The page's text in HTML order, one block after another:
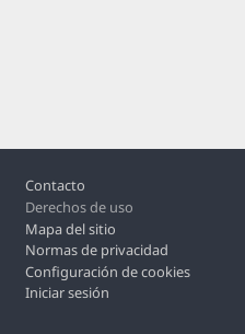
Footer
Contacto
Derechos de uso
Mapa del sitio
Normas de privacidad
Configuración de cookies
Iniciar sesión